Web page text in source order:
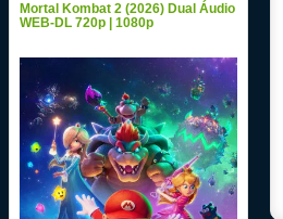
Mortal Kombat 2 (2026) Dual Áudio
WEB-DL 720p | 1080p